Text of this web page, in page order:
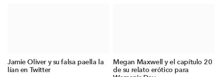
Jamie Oliver y su falsa paella la
lían en Twitter
Megan Maxwell y el capítulo 20
de su relato erótico para